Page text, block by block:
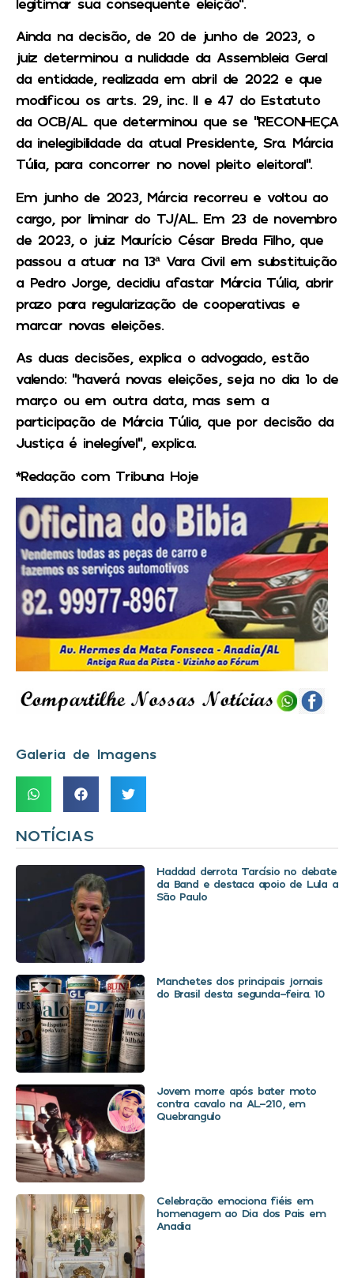
Ainda na decisão, de 20 de junho de 2023, o
juiz determinou a nulidade da Assembleia Geral
da entidade, realizada em abril de 2022 e que
modificou os arts. 29, inc. II e 47 do Estatuto
da OCB/AL que determinou que se “RECONHEÇA
da inelegibilidade da atual Presidente, Sra. Márcia
Túlia, para concorrer no novel pleito eleitoral”.
Em junho de 2023, Márcia recorreu e voltou ao
cargo, por liminar do TJ/AL. Em 23 de novembro
de 2023, o juiz Maurício César Breda Filho, que
passou a atuar na 13ª Vara Civil em substituição
a Pedro Jorge, decidiu afastar Márcia Túlia, abrir
prazo para regularização de cooperativas e
marcar novas eleições.
As duas decisões, explica o advogado, estão
valendo: “haverá novas eleições, seja no dia 1o de
março ou em outra data, mas sem a
participação de Márcia Túlia, que por decisão da
Justiça é inelegível”, explica.
*Redação com Tribuna Hoje
Galeria de Imagens
NOTÍCIAS
Haddad derrota Tarcísio no debate
da Band e destaca apoio de Lula a
São Paulo
Manchetes dos principais jornais
do Brasil desta segunda-feira. 10
Jovem morre após bater moto
contra cavalo na AL-210, em
Quebrangulo
Celebração emociona fiéis em
homenagem ao Dia dos Pais em
Anadia